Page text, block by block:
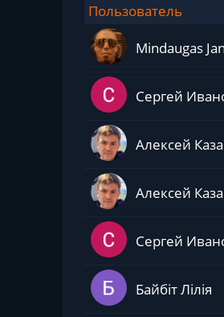
Пользователь
Mindaugas
Сергей
Алексей
Алексей
Сергей
Байбіт Лілія